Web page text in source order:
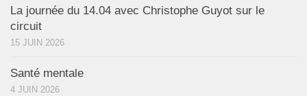
La journée du 14.04 avec Christophe Guyot sur le
circuit
15 JUIN 2026
Santé mentale
4 JUIN 2026